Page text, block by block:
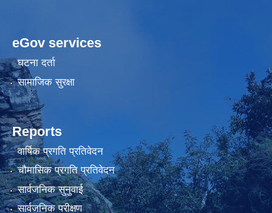
eGov services
घटना दर्ता
सामाजिक सुरक्षा
Reports
वार्षिक प्रगति प्रतिवेदन
चौमासिक प्रगति प्रतिवेदन
सार्वजनिक सुनुवाई
सार्वजनिक परीक्षण